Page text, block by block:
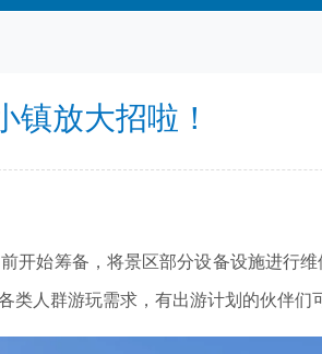
镇放大招啦！
始筹备，将景区部分设备设施进行
人群游玩需求，有出游计划的伙伴们